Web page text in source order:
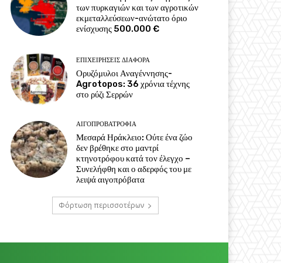
των πυρκαγιών και των αγροτικών
εκμεταλλεύσεων-ανώτατο όριο
ενίσχυσης 500.000 €
ΕΠΙΧΕΙΡΉΣΕΙΣ ΔΙΆΦΟΡΑ
Ορυζόμυλοι Αναγέννησης-
Agrotopos: 36 χρόνια τέχνης
στο ρύζι Σερρών
ΑΙΓΟΠΡΟΒΑΤΡΟΦΊΑ
Μεσαρά Ηράκλειο: Ούτε ένα ζώο
δεν βρέθηκε στο μαντρί
κτηνοτρόφου κατά τον έλεγχο –
Συνελήφθη και ο αδερφός του με
λειψά αιγοπρόβατα
Φόρτωση περισσοτέρων